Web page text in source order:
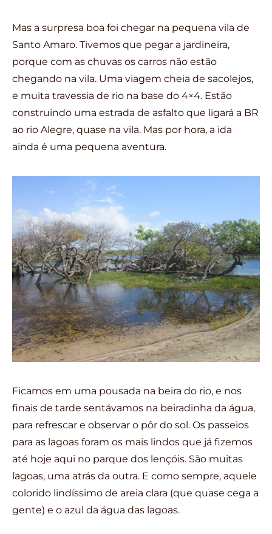
Mas a surpresa boa foi chegar na pequena vila de
Santo Amaro. Tivemos que pegar a jardineira,
porque com as chuvas os carros não estão
chegando na vila. Uma viagem cheia de sacolejos,
e muita travessia de rio na base do 4×4. Estão
construindo uma estrada de asfalto que ligará a BR
ao rio Alegre, quase na vila. Mas por hora, a ida
ainda é uma pequena aventura.
Ficamos em uma pousada na beira do rio, e nos
finais de tarde sentávamos na beiradinha da água,
para refrescar e observar o pôr do sol. Os passeios
para as lagoas foram os mais lindos que já fizemos
até hoje aqui no parque dos lençóis. São muitas
lagoas, uma atrás da outra. E como sempre, aquele
colorido lindíssimo de areia clara (que quase cega a
gente) e o azul da água das lagoas.